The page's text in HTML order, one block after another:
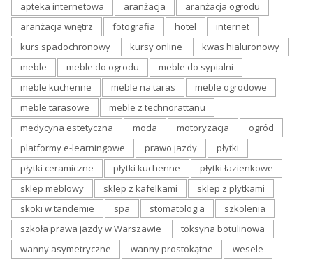
apteka internetowa aranżacja
aranżacja ogrodu
aranżacja wnętrz
fotografia hotel
internet
kurs spadochronowy
kursy online
kwas hialuronowy
meble
meble do ogrodu
meble do sypialni
meble kuchenne
meble na taras
meble ogrodowe
meble tarasowe
meble z technorattanu
medycyna estetyczna
moda motoryzacja
ogród
platformy e-learningowe
prawo jazdy
płytki
płytki ceramiczne
płytki kuchenne
płytki łazienkowe
sklep meblowy
sklep z kafelkami
sklep z płytkami
skoki w tandemie
spa stomatologia
szkolenia
szkoła prawa jazdy w Warszawie
toksyna botulinowa
wanny asymetryczne
wanny prostokątne
wesele